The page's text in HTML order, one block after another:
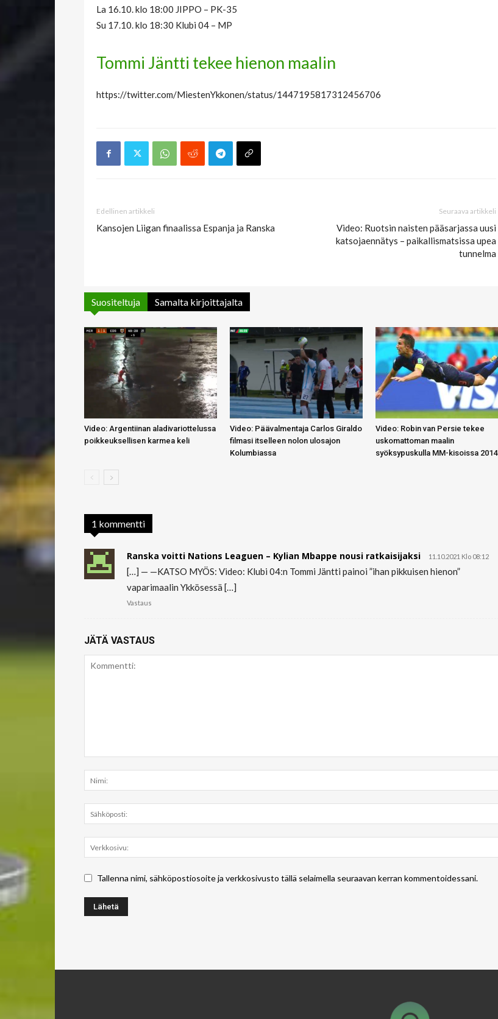
La 16.10. klo 18:00 JIPPO – PK-35
Su 17.10. klo 18:30 Klubi 04 – MP
Tommi Jäntti tekee hienon maalin
https://twitter.com/MiestenYkkonen/status/1447195817312456706
Edellinen artikkeli
Kansojen Liigan finaalissa Espanja ja Ranska
Seuraava artikkeli
Video: Ruotsin naisten pääsarjassa uusi
katsojaennätys – paikallismatsissa upea
tunnelma
Suositeltuja Samalta kirjoittajalta
Video: Argentiinan aladivariottelussa
poikkeuksellisen karmea keli
Video: Päävalmentaja Carlos Giraldo
filmasi itselleen nolon ulosajon
Kolumbiassa
Video: Robin van Persie tekee
uskomattoman maalin
syöksypuskulla MM-kisoissa 2014
1 kommentti
Ranska voitti Nations Leaguen – Kylian Mbappe nousi ratkaisijaksi 11.10.2021 Klo 08:12
[…] — —KATSO MYÖS: Video: Klubi 04:n Tommi Jäntti painoi ”ihan pikkuisen hienon”
vaparimaalin Ykkösessä […]
Vastaus
JÄTÄ VASTAUS
Tallenna nimi, sähköpostiosoite ja verkkosivusto tällä selaimella seuraavan kerran kommentoidessani.